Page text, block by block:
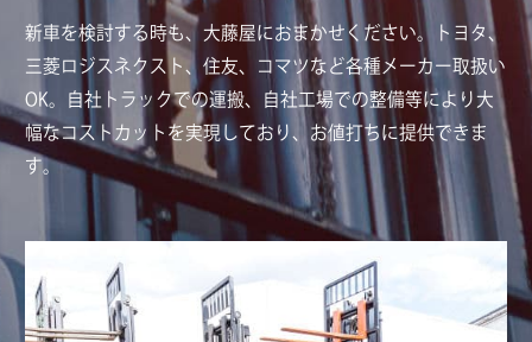
新車を検討する時も、大藤屋におまかせください。トヨタ、
三菱ロジスネクスト、住友、コマツなど各種メーカー取扱い
OK。自社トラックでの運搬、自社工場での整備等により大
幅なコストカットを実現しており、お値打ちに提供できま
す。